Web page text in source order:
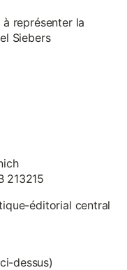
représenter la
Siebers
213215
éditorial central
dessus)